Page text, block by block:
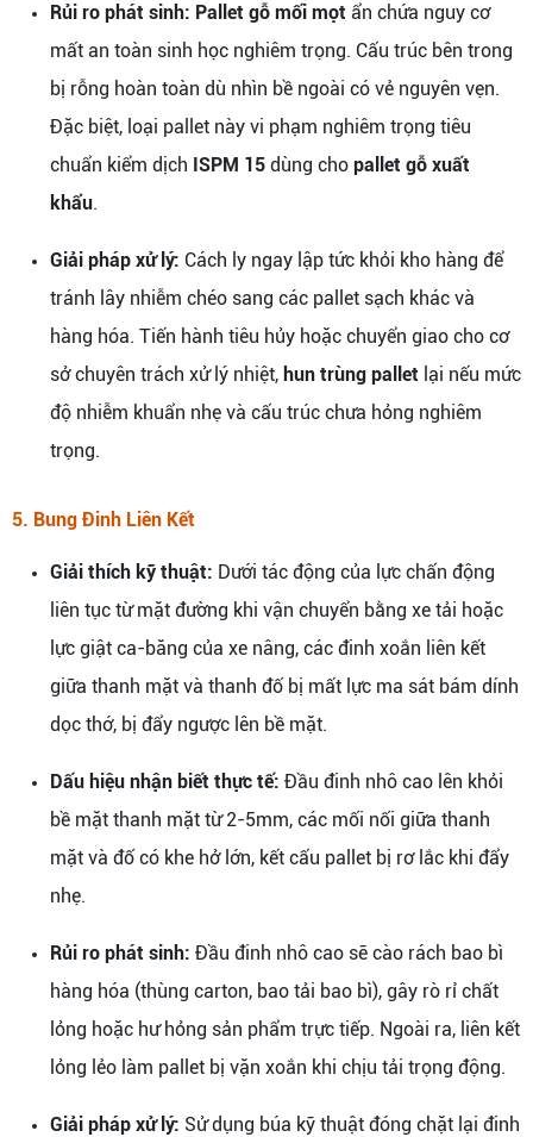
Rủi ro phát sinh: Pallet gỗ mối mọt ẩn chứa nguy cơ
mất an toàn sinh học nghiêm trọng. Cấu trúc bên trong
bị rỗng hoàn toàn dù nhìn bề ngoài có vẻ nguyên vẹn.
Đặc biệt, loại pallet này vi phạm nghiêm trọng tiêu
chuẩn kiểm dịch ISPM 15 dùng cho pallet gỗ xuất
khẩu.
Giải pháp xử lý: Cách ly ngay lập tức khỏi kho hàng để
tránh lây nhiễm chéo sang các pallet sạch khác và
hàng hóa. Tiến hành tiêu hủy hoặc chuyển giao cho cơ
sở chuyên trách xử lý nhiệt, hun trùng pallet lại nếu mức
độ nhiễm khuẩn nhẹ và cấu trúc chưa hỏng nghiêm
trọng.
5. Bung Đinh Liên Kết
Giải thích kỹ thuật: Dưới tác động của lực chấn động
liên tục từ mặt đường khi vận chuyển bằng xe tải hoặc
lực giật ca-băng của xe nâng, các đinh xoắn liên kết
giữa thanh mặt và thanh đố bị mất lực ma sát bám dính
dọc thớ, bị đẩy ngược lên bề mặt.
Dấu hiệu nhận biết thực tế: Đầu đinh nhô cao lên khỏi
bề mặt thanh mặt từ 2-5mm, các mối nối giữa thanh
mặt và đố có khe hở lớn, kết cấu pallet bị rơ lắc khi đẩy
nhẹ.
Rủi ro phát sinh: Đầu đinh nhô cao sẽ cào rách bao bì
hàng hóa (thùng carton, bao tải bao bì), gây rò rỉ chất
lỏng hoặc hư hỏng sản phẩm trực tiếp. Ngoài ra, liên kết
lỏng lẻo làm pallet bị vặn xoắn khi chịu tải trọng động.
Giải pháp xử lý: Sử dụng búa kỹ thuật đóng chặt lại đinh